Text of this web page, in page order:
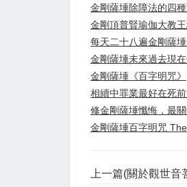
金剛薩埵除障法的四
金剛頂普賢瑜伽大教
每天二十八遍金剛薩
金剛薩埵未來過去現
金剛薩埵《百字明咒》
相續中罪業最好在死
修金剛薩埵懺悔，最
金剛薩埵百字明咒
上一篇(關於觀世音